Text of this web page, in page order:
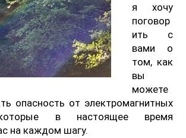
я хочу
поговор
ить с
вами о
том, как
вы
можете
опасность от электромагнитных
которые в настоящее время
на каждом шагу.